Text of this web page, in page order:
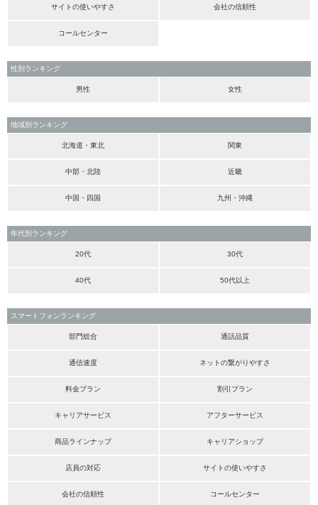
サイトの使いやすさ 会社の信頼性
コールセンター
性別ランキング
男性 女性
地域別ランキング
北海道・東北 関東
中部・北陸 近畿
中国・四国 九州・沖縄
年代別ランキング
20代 30代
40代 50代以上
スマートフォンランキング
部門総合 通話品質
通信速度 ネットの繋がりやすさ
料金プラン 割引プラン
キャリアサービス アフターサービス
商品ラインナップ キャリアショップ
店員の対応 サイトの使いやすさ
会社の信頼性 コールセンター